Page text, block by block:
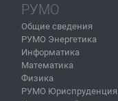
РУМО
Общие сведения
РУМО Энергетика
Информатика
Математика
Физика
РУМО Юриспруденция